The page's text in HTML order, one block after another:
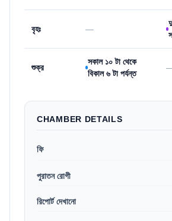
বৃহঃ —
শুক্র
সকাল ১০ টা থেকে
বিকাল ৬ টা পর্যন্ত
CHAMBER DETAILS
ফি
পুরাতন রোগী
রিপোর্ট দেখানো